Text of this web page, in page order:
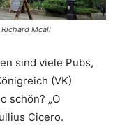
Richard Mcall
sind viele Pubs,
(VK)
schön? „O
Cicero.